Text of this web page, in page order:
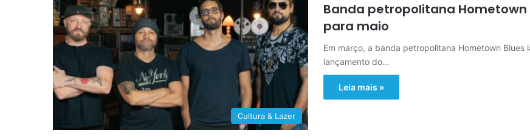
Cultura & Lazer
Banda petropolitana Hometown
para maio
Em março, a banda petropolitana Hometown
lançamento do…
Leia mais »